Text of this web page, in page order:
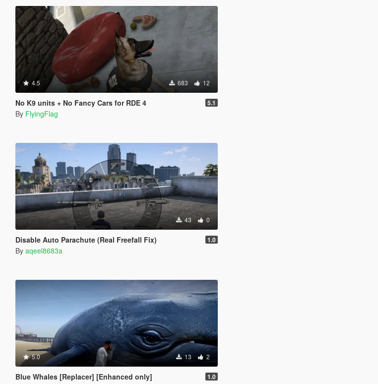
4.5 683 12
No K9 units + No Fancy Cars for RDE 4 5.1
By FlyingFlag
43 0
Disable Auto Parachute (Real Freefall Fix) 1.0
By aqeel8683a
5.0 13 2
Blue Whales [Replacer] [Enhanced only] 1.0